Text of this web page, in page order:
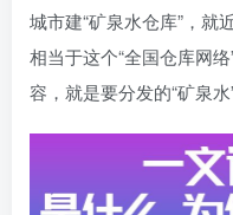
城市建“矿泉水仓库”，就
相当于这个“全国仓库网
容，就是要分发的“矿泉水”